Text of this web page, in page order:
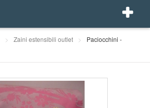
> Zaini estensibili outlet >
Paciocchini -